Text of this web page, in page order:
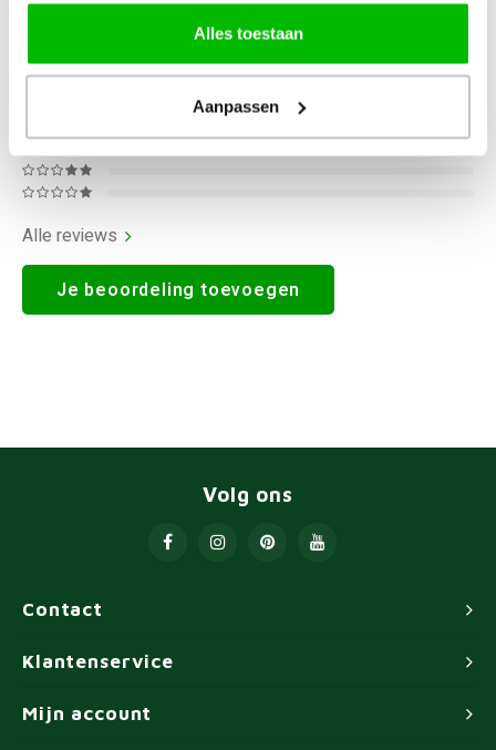
Alles toestaan
Aanpassen
0Reviews
Alle reviews
Je beoordeling toevoegen
Contact
Volg ons
Klantenservice
Mijn account